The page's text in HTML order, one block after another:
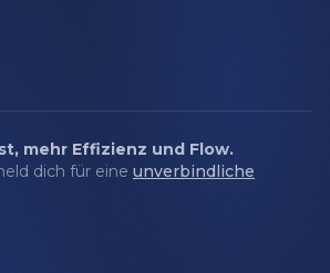
mehr Effizienz und Flow.
dich für eine unverbindliche